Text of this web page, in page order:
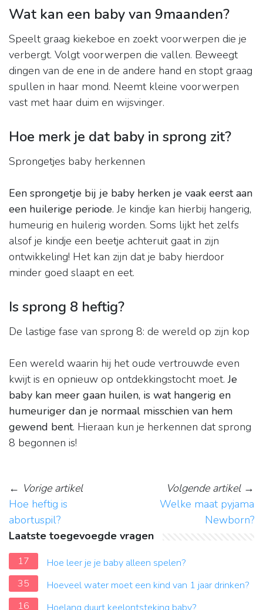
Wat kan een baby van 9maanden?
Speelt graag kiekeboe en zoekt voorwerpen die je
verbergt. Volgt voorwerpen die vallen. Beweegt
dingen van de ene in de andere hand en stopt graag
spullen in haar mond. Neemt kleine voorwerpen
vast met haar duim en wijsvinger.
Hoe merk je dat baby in sprong zit?
Sprongetjes baby herkennen
Een sprongetje bij je baby herken je vaak eerst aan
een huilerige periode. Je kindje kan hierbij hangerig,
humeurig en huilerig worden. Soms lijkt het zelfs
alsof je kindje een beetje achteruit gaat in zijn
ontwikkeling! Het kan zijn dat je baby hierdoor
minder goed slaapt en eet.
Is sprong 8 heftig?
De lastige fase van sprong 8: de wereld op zijn kop
Een wereld waarin hij het oude vertrouwde even
kwijt is en opnieuw op ontdekkingstocht moet.Je
baby kan meer gaan huilen, is wat hangerig en
humeuriger dan je normaal misschien van hem
gewend bent. Hieraan kun je herkennen dat sprong
8 begonnen is!
← Vorige artikel
Hoe heftig is
abortuspil?
Volgende artikel→
Welke maat pyjama
Newborn?
Laatste toegevoegde vragen
17
Hoe leer je je baby alleen spelen?
35
Hoeveel water moet een kind van 1 jaar drinken?
16